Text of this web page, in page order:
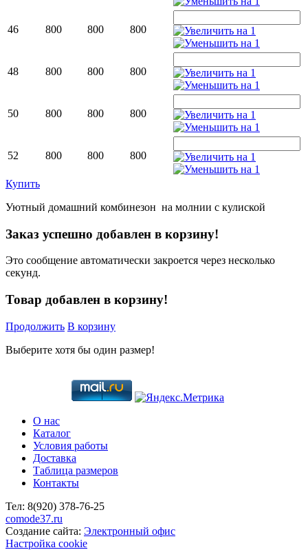
46 800 800 800
48 800 800 800
50 800 800 800
52 800 800 800
Купить
Уютный домашний комбинезон на молнии с кулиской
Заказ успешно добавлен в корзину!
Это сообщение автоматически закроется через несколько
секунд.
Товар добавлен в корзину!
Продолжить В корзину
Выберите хотя бы один размер!
О нас
Каталог
Условия работы
Доставка
Таблица размеров
Контакты
Тел: 8(920) 378-76-25
comode37.ru
Создание сайта: Электронный офис
Настройка cookie